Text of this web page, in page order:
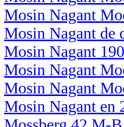
Mosin Nagant
Mosin Nagant de
Mosin Nagant
Mosin Nagant
Mosin Nagant
Mosin Nagant en